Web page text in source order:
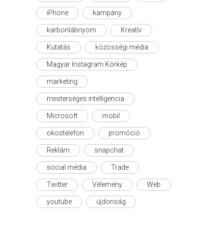
iPhone kampány
karbonlábnyom Kreatív
Kutatás közösségi média
Magyar Instagram Körkép
marketing
mesterséges intelligencia
Microsoft mobil
okostelefon promóció
Reklám snapchat
social média Trade
Twitter Vélemény Web
youtube újdonság